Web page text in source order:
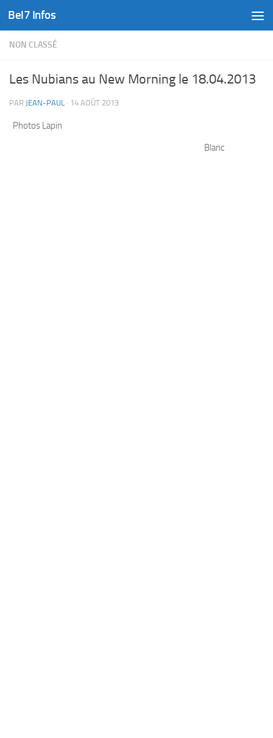
Skip to content
Bel7 Infos
NON CLASSÉ
Les Nubians au New Morning le 18.04.2013
PAR JEAN-PAUL · 14 AOÛT 2013
Photos Lapin
Blanc